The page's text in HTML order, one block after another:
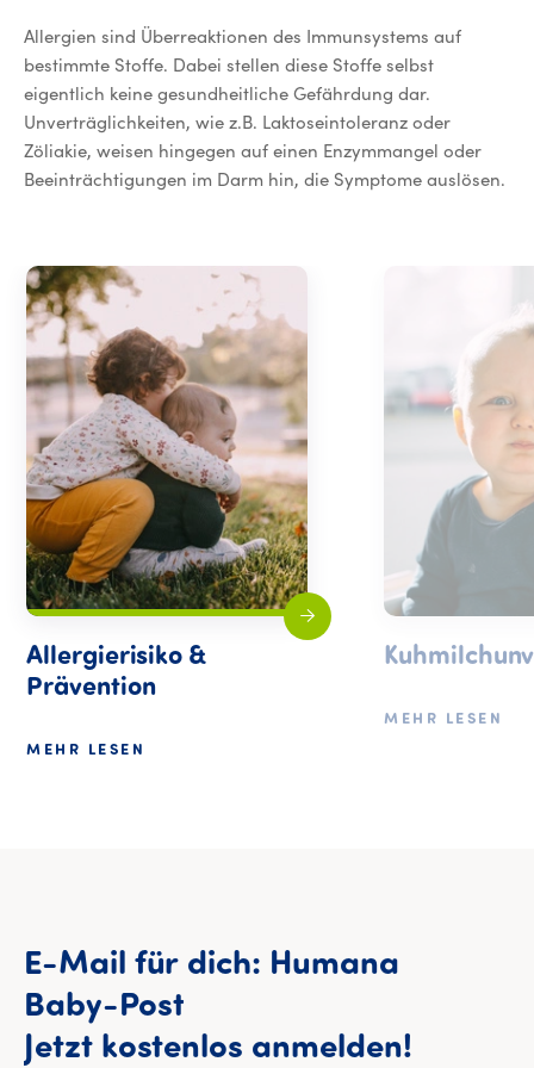
Allergien sind Überreaktionen des Immunsystems auf
bestimmte Stoffe. Dabei stellen diese Stoffe selbst
eigentlich keine gesundheitliche Gefährdung dar.
Unverträglichkeiten, wie z.B. Laktoseintoleranz oder
Zöliakie, weisen hingegen auf einen Enzymmangel oder
Beeinträchtigungen im Darm hin, die Symptome auslösen.
Allergierisiko &
Prävention
MEHR LESEN
MEHR LESEN
E-Mail für dich: Humana
Baby-Post
Jetzt kostenlos anmelden!